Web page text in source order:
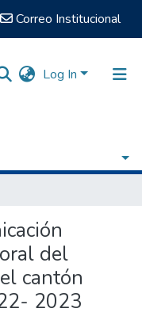
Correo Institucional
Log In
del
cantón
2023